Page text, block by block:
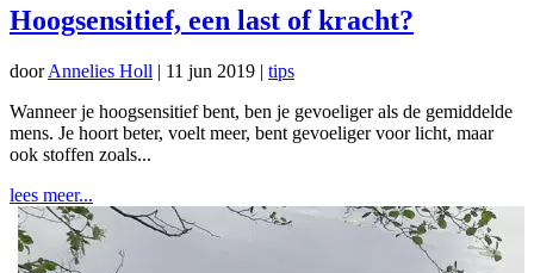
Hoogsensitief, een last of kracht?
doorAnnelies Holl | 11 jun 2019 | tips
Wanneer je hoogsensitief bent, ben je gevoeliger als de gemiddelde
mens. Je hoort beter, voelt meer, bent gevoeliger voor licht, maar
ook stoffen zoals...
lees meer...